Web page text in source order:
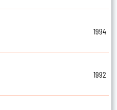
1994
1992